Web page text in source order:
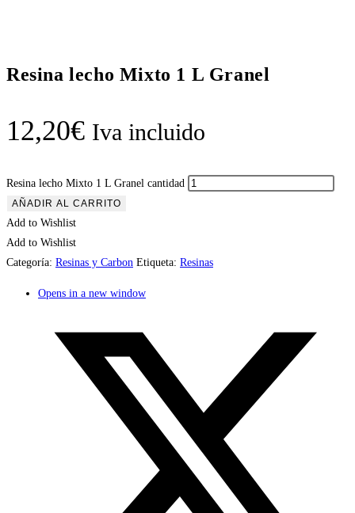
Resina lecho Mixto 1 L Granel
12,20€ Iva incluido
Resina lecho Mixto 1 L Granel cantidad
AÑADIR AL CARRITO
Add to Wishlist
Add to Wishlist
Categoría: Resinas y Carbon Etiqueta: Resinas
Opens in a new window